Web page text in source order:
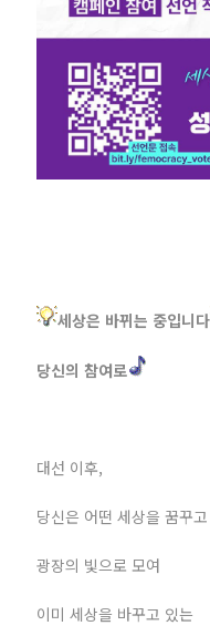
세상은 바뀌는 중입니다
당신의 참여로
대선 이후,
당신은 어떤 세상을 꿈꾸
광장의 빛으로 모여
이미 세상을 바꾸고 있는